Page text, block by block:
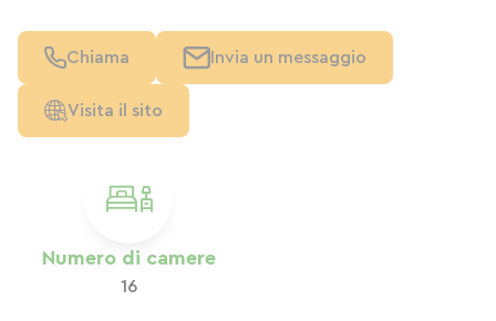
Numero di camere
16
Chiama Invia un messaggio
Visita il sito